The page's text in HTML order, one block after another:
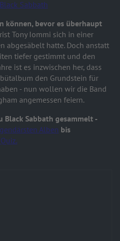
Sabbath
können, bevor es überhaupt
Tony Iommi sich in einer
abgesäbelt hatte. Doch anstatt
tiefer gestimmt und den
ist es inzwischen her, dass
den Grundstein für
- nun wollen wir die Band
angemessen feiern.
Black Sabbath gesammelt -
Alben bis